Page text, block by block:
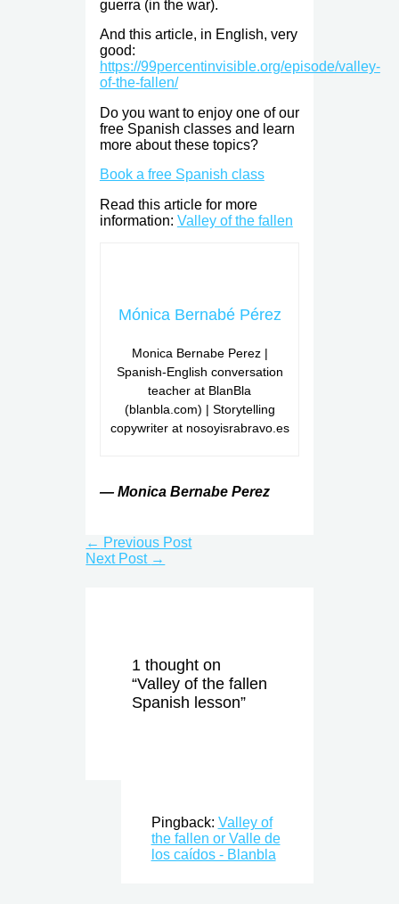
guerra (in the war).
And this article, in English, very
good:
https://99percentinvisible.org/episode/valley-
of-the-fallen/
Do you want to enjoy one of our
free Spanish classes and learn
more about these topics?
Book a free Spanish class
Read this article for more
information: Valley of the fallen
Mónica Bernabé Pérez
Monica Bernabe Perez |
Spanish-English conversation
teacher at BlanBla
(blanbla.com) | Storytelling
copywriter at nosoyisrabravo.es
— Monica Bernabe Perez
← Previous Post
Next Post →
1 thought on
“Valley of the fallen
Spanish lesson”
Pingback: Valley of
the fallen or Valle de
los caídos - Blanbla